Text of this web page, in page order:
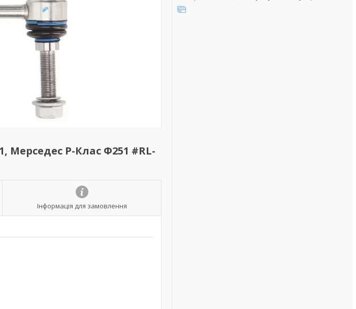
Мерседес Р-Клас Ф251 #RL-
Інформація для замовлення